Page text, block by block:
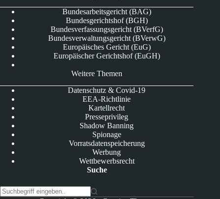
Bundesarbeitsgericht (BAG)
Bundesgerichtshof (BGH)
Bundesverfassungsgericht (BVerfG)
Bundesverwaltungsgericht (BVerwG)
Europäisches Gericht (EuG)
Europäischer Gerichtshof (EuGH)
Weitere Themen
Datenschutz & Covid-19
EEA-Richtlinie
Kartellrecht
Presseprivileg
Shadow Banning
Spionage
Vorratsdatenspeicherung
Werbung
Wettbewerbsrecht
Suche